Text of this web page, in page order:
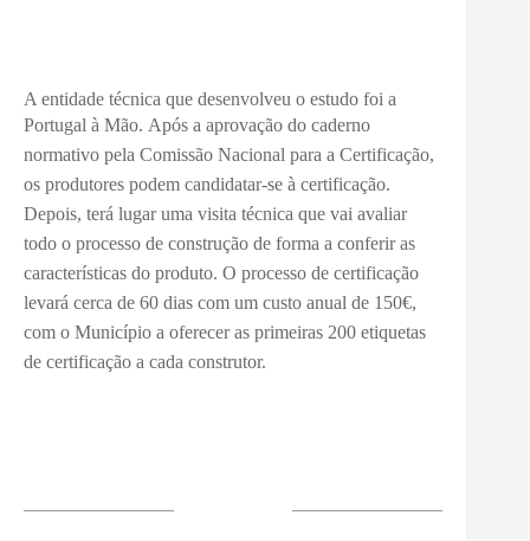
A entidade técnica que desenvolveu o estudo foi a
Portugal à Mão. Após a aprovação do caderno
normativo pela Comissão Nacional para a Certificação,
os produtores podem candidatar-se à certificação.
Depois, terá lugar uma visita técnica que vai avaliar
todo o processo de construção de forma a conferir as
características do produto. O processo de certificação
levará cerca de 60 dias com um custo anual de 150€,
com o Município a oferecer as primeiras 200 etiquetas
de certificação a cada construtor.